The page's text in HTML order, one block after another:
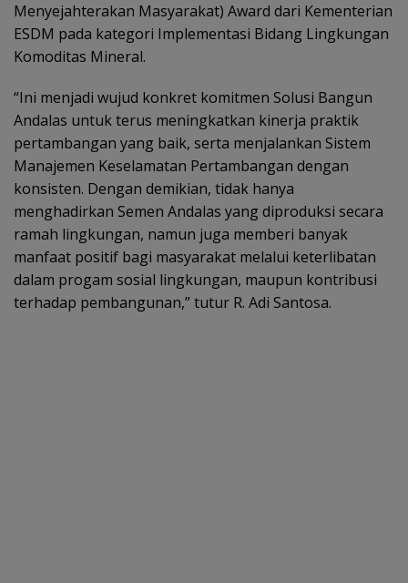
Menyejahterakan Masyarakat) Award dari Kementerian
ESDM pada kategori Implementasi Bidang Lingkungan
Komoditas Mineral.
“Ini menjadi wujud konkret komitmen Solusi Bangun
Andalas untuk terus meningkatkan kinerja praktik
pertambangan yang baik, serta menjalankan Sistem
Manajemen Keselamatan Pertambangan dengan
konsisten. Dengan demikian, tidak hanya
menghadirkan Semen Andalas yang diproduksi secara
ramah lingkungan, namun juga memberi banyak
manfaat positif bagi masyarakat melalui keterlibatan
dalam progam sosial lingkungan, maupun kontribusi
terhadap pembangunan,” tutur R. Adi Santosa.